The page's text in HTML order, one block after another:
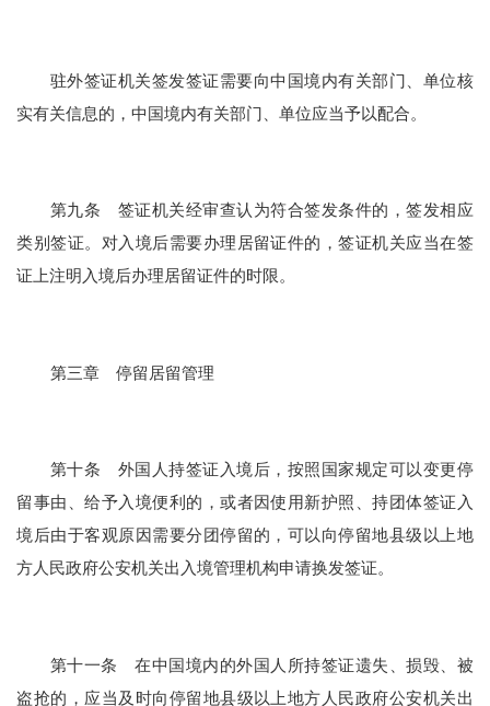
驻外签证机关签发签证需要向中国境内有关部门、单位核
实有关信息的，中国境内有关部门、单位应当予以配合。
第九条 签证机关经审查认为符合签发条件的，签发相应
类别签证。对入境后需要办理居留证件的，签证机关应当在签
证上注明入境后办理居留证件的时限。
第三章 停留居留管理
第十条 外国人持签证入境后，按照国家规定可以变更停
留事由、给予入境便利的，或者因使用新护照、持团体签证入
境后由于客观原因需要分团停留的，可以向停留地县级以上地
方人民政府公安机关出入境管理机构申请换发签证。
第十一条 在中国境内的外国人所持签证遗失、损毁、被
盗抢的，应当及时向停留地县级以上地方人民政府公安机关出